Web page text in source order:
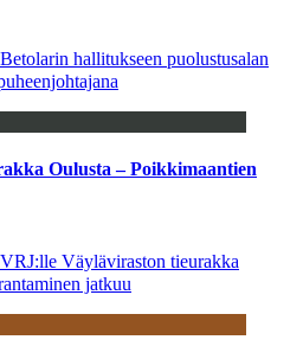
hallitukseen puolustusalan
Oulusta – Poikkimaantien
Väyläviraston tieurakka
jatkuu